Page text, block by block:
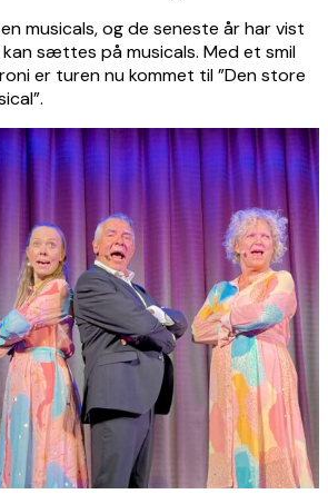
musicals, og de seneste år har vist
sættes på musicals. Med et smil
er turen nu kommet til ”Den store